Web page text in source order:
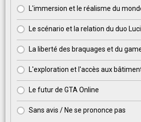
L'immersion et le réalisme du
Le scénario et la relation du duo
La liberté des braquages et du
L'exploration et l'accès aux
Le futur de GTA Online
Sans avis / Ne se prononce pas